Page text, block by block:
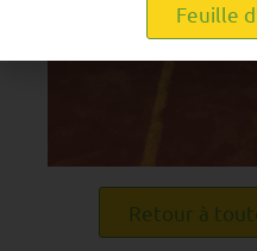
Retour à
Feuille